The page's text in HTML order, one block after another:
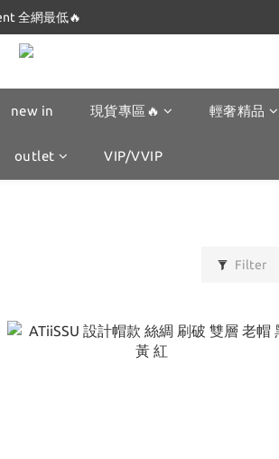
最低$280起🔥
全網最低🔥
最低$280起🔥
new in 現貨專區🔥 輕奢精品
outlet VIP/VVIP
Filter